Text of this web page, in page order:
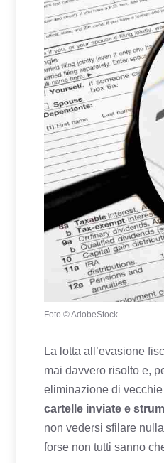
Foto © AdobeStock
La lotta all’evasione
mai davvero risolto e,
eliminazione di
cartelle inviate e
non vedersi sfilare
forse non tutti sanno